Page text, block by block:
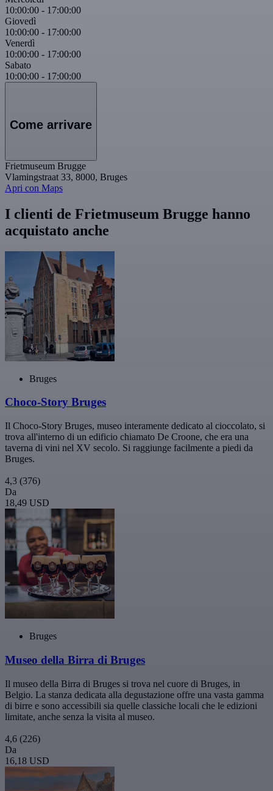
10:00:00 - 17:00:00
Giovedì
10:00:00 - 17:00:00
Venerdì
10:00:00 - 17:00:00
Sabato
10:00:00 - 17:00:00
Come arrivare
Frietmuseum Brugge
Vlamingstraat 33, 8000, Bruges
Apri con Maps
I clienti de Frietmuseum Brugge hanno
acquistato anche
Bruges
Choco-Story Bruges
Il Choco-Story Bruges, museo interamente dedicato al cioccolato, si
trova all'interno di un edificio chiamato De Croone, che era una
taverna di vini nel XV secolo. Si raggiunge facilmente a piedi da
Bruges.
4,3 (376)
Da
18,49 USD
Bruges
Museo della Birra di Bruges
Il museo della Birra di Bruges si trova nel cuore di Bruges, in
Belgio. La stanza dedicata alla degustazione offre una vasta gamma
di birre e sono accessibili sia quelle classiche locali che le edizioni
limitate, anche senza la visita al museo.
4,6 (226)
Da
16,18 USD